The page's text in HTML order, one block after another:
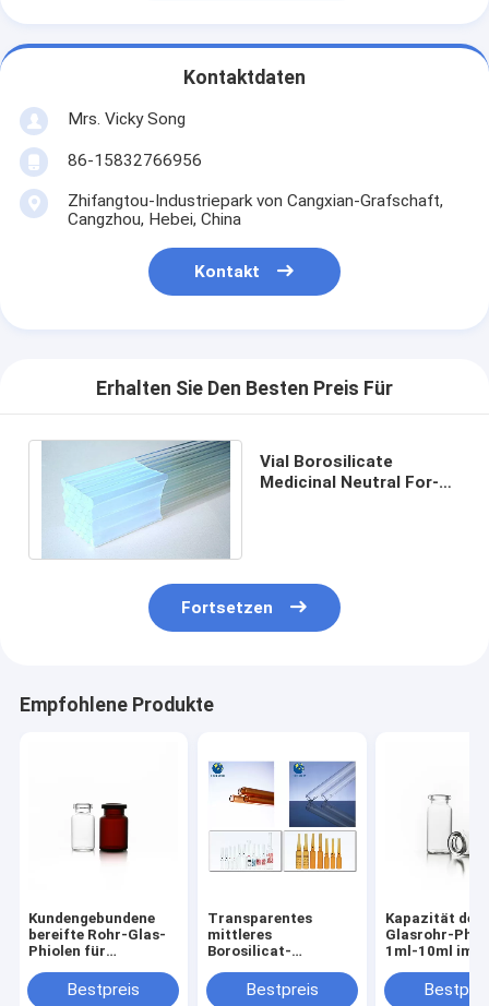
Kontaktdaten
Mrs. Vicky Song
86-15832766956
Zhifangtou-Industriepark von Cangxian-Grafschaft,
Cangzhou, Hebei, China
Kontakt
Erhalten Sie Den Besten Preis Für
Vial Borosilicate
Medicinal Neutral For-
Fortsetzen
Empfohlene Produkte
Kundengebundene
bereifte Rohr-Glas-
Phiolen für
Bestpreis
Transparentes
mittleres
Borosilicat-
Laborgebrauch
Bestpreis
Kapazität der
Glasrohr-
1ml-10ml im
Käufer